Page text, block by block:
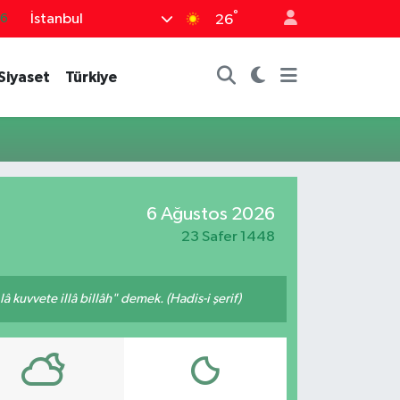
İstanbul 26°
Türkiye
6 Ağustos 2026
23 Safer 1448
kuvvete illâ billâh" demek. (Hadis-i şerif)